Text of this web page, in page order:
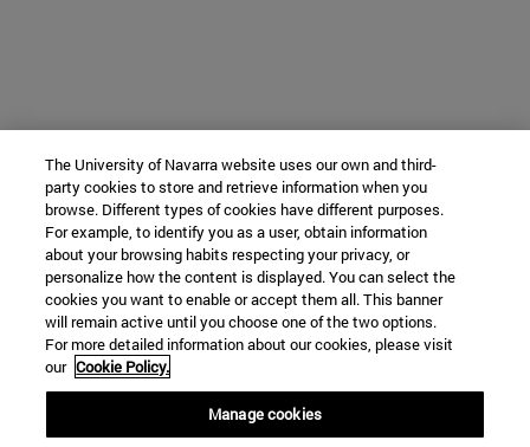
The University of Navarra website uses our own and third-
party cookies to store and retrieve information when you
browse. Different types of cookies have different purposes.
For example, to identify you as a user, obtain information
about your browsing habits respecting your privacy, or
personalize how the content is displayed. You can select the
cookies you want to enable or accept them all. This banner
will remain active until you choose one of the two options.
For more detailed information about our cookies, please visit
our Cookie Policy.
Manage cookies